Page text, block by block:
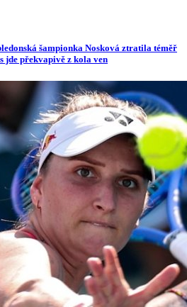
šampionka Nosková ztratila téměř
jde překvapivě z kola ven